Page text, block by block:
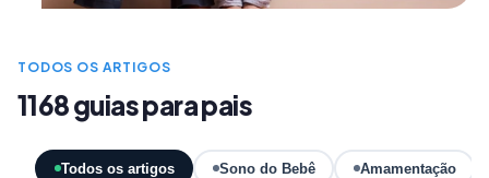
TODOS OS ARTIGOS
1168 guias para pais
Todos os artigos Sono do Bebê Amamentação